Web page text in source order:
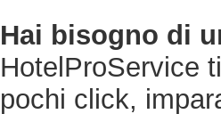
Hai bisogno di
HotelProService
pochi click,